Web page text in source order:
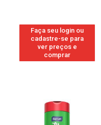
Faça seu login ou
cadastre-se para
ver preços e
comprar